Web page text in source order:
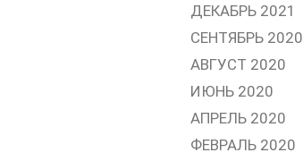
ДЕКАБРЬ 2021
СЕНТЯБРЬ 2020
АВГУСТ 2020
ИЮНЬ 2020
АПРЕЛЬ 2020
ФЕВРАЛЬ 2020